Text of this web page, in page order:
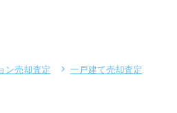
ン売却査定
一戸建て売却査定